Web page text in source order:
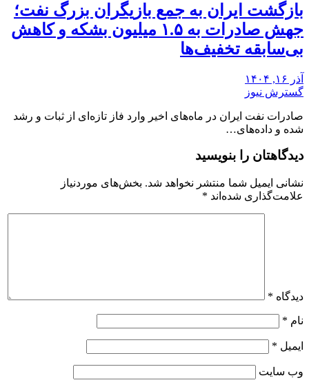
بازگشت ایران به جمع بازیگران بزرگ نفت؛
جهش صادرات به ۱.۵ میلیون بشکه و کاهش
بی‌سابقه تخفیف‌ها
آذر ۱۶, ۱۴۰۴
گسترش نیوز
صادرات نفت ایران در ماه‌های اخیر وارد فاز تازه‌ای از ثبات و رشد
شده و داده‌های…
دیدگاهتان را بنویسید
نشانی ایمیل شما منتشر نخواهد شد. بخش‌های موردنیاز
علامت‌گذاری شده‌اند *
دیدگاه *
نام *
ایمیل *
وب‌ سایت